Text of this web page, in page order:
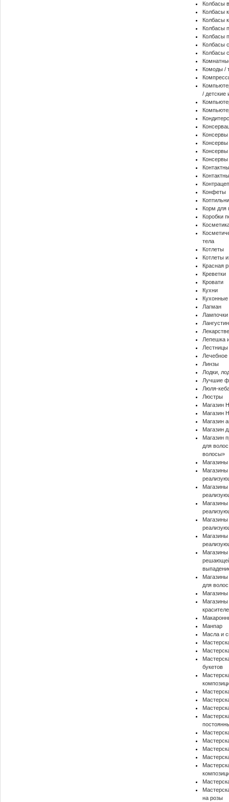
Колбасы
Колбасы
Колбасы
Колбасы
Колбасы
Колбасы
Колбасы
Комоды /
/ детские
Консервы
Конфеты
Корм для
Коробки
тела
Котлеты
Котлеты
Красная
Креветки
Кровати
Кухни
Кухонные
Лагман
Лампочки
Лепешка
Лечебное
Линзы
Лодки,
Лучшие
Люля-
Люстры
Магазин
Магазин
Магазин
Магазин
Магазин
для
волосы»
Магазины
Магазины
для волос
Манпар
Масла и
букетов
на розы